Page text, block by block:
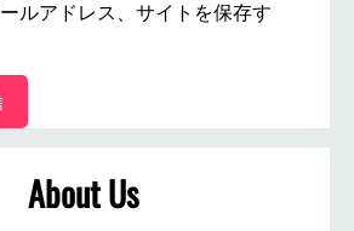
ルアドレス、サイトを保存す
About Us